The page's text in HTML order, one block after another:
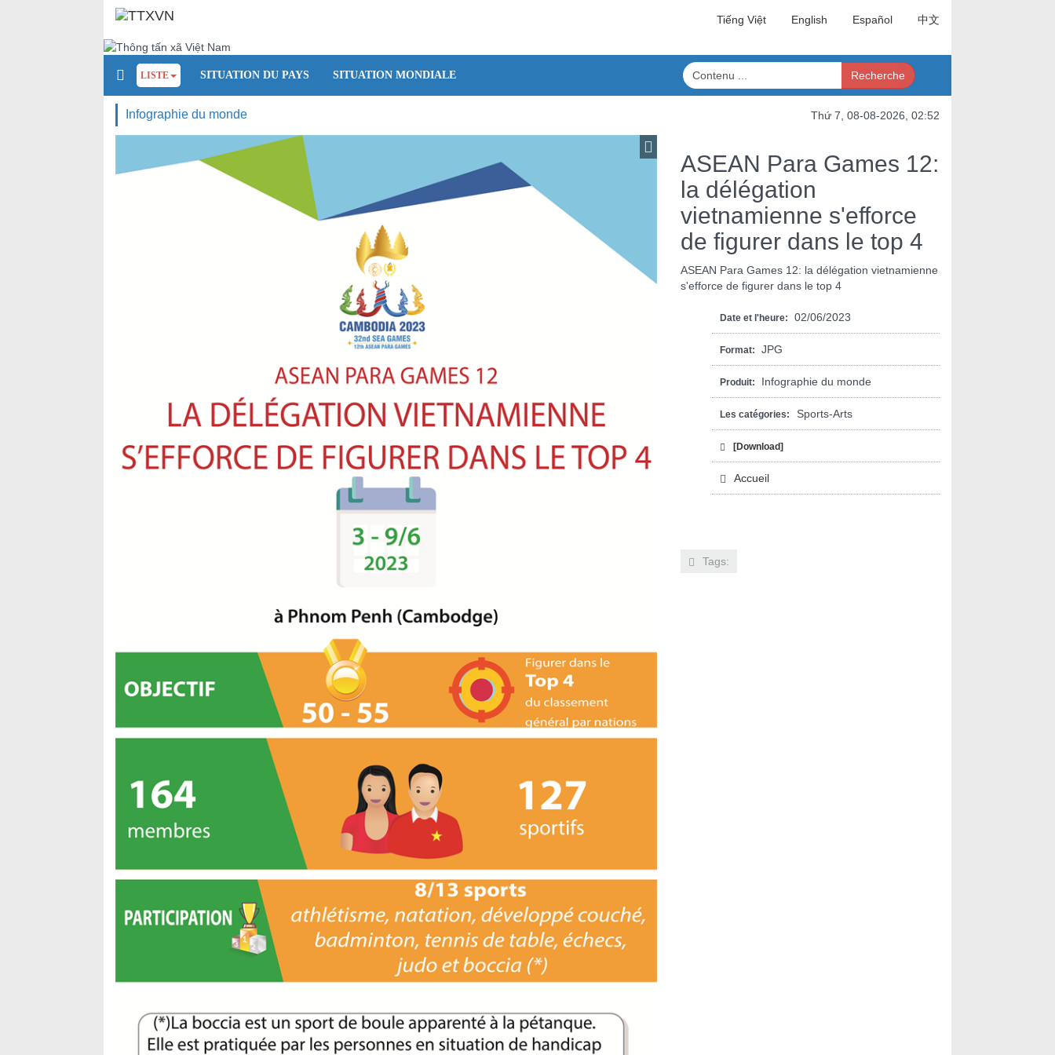
Tiếng Việt English Español 中文
LISTE SITUATION DU PAYS SITUATION MONDIALE Recherche
Infographie du monde Thứ 7, 08-08-2026, 02:52
ASEAN Para Games 12:
la délégation
vietnamienne s'efforce
de figurer dans le top 4
ASEAN Para Games 12: la délégation vietnamienne
s'efforce de figurer dans le top 4
Date et l'heure: 02/06/2023
Format: JPG
Produit: Infographie du monde
Les catégories: Sports-Arts
[Download]
Accueil
Tags: